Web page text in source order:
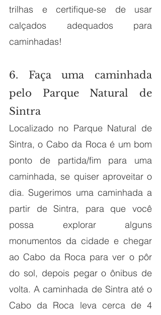
trilhas e certifique-se de usar
calçados adequados para
caminhadas!
6. Faça uma caminhada
pelo Parque Natural de
Sintra
Localizado no Parque Natural de
Sintra, o Cabo da Roca é um bom
ponto de partida/fim para uma
caminhada, se quiser aproveitar o
dia. Sugerimos uma caminhada a
partir de Sintra, para que você
possa explorar alguns
monumentos da cidade e chegar
ao Cabo da Roca para ver o pôr
do sol, depois pegar o ônibus de
volta. A caminhada de Sintra até o
Cabo da Roca leva cerca de 4